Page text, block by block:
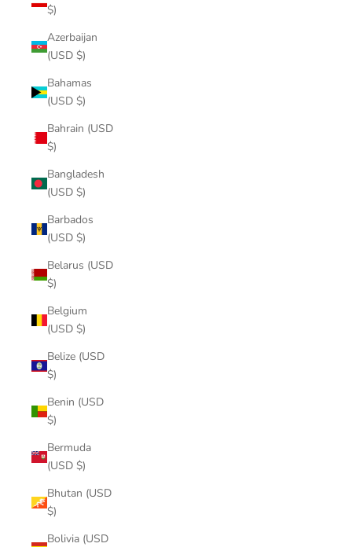
$)
Azerbaijan
(USD $)
Bahamas
(USD $)
Bahrain (USD
$)
Bangladesh
(USD $)
Barbados
(USD $)
Belarus (USD
$)
Belgium
(USD $)
Belize (USD
$)
Benin (USD
$)
Bermuda
(USD $)
Bhutan (USD
$)
Bolivia (USD